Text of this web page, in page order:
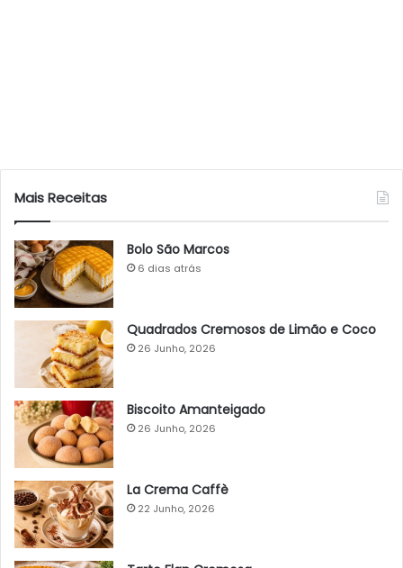
Mais Receitas
Bolo São Marcos
6 dias atrás
Quadrados Cremosos de Limão e Coco
26 Junho, 2026
Biscoito Amanteigado
26 Junho, 2026
La Crema Caffè
22 Junho, 2026